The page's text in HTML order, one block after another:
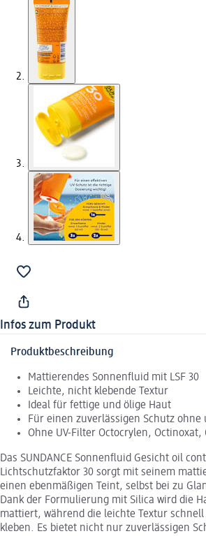
Infos zum Produkt
Produktbeschreibung
Mattierendes Sonnenfluid mit LSF 30
Leichte, nicht klebende Textur
Ideal für fettige und ölige Haut
Für einen zuverlässigen Schutz
Ohne UV-Filter Octocrylen, Octinoxat,
Das SUNDANCE Sonnenfluid Gesicht oil
Lichtschutzfaktor 30 sorgt mit seinem
einen ebenmäßigen Teint, selbst bei zu
Dank der Formulierung mit Silica wird die
mattiert, während die leichte Textur
kleben. Es bietet nicht nur zuverlässigen